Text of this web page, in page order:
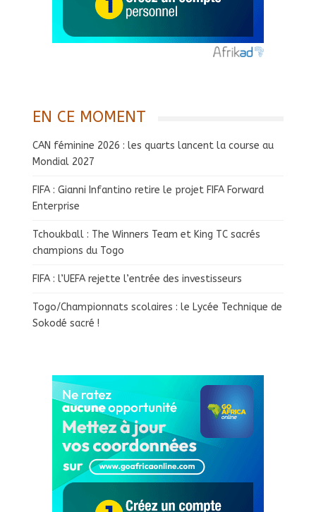
EN CE MOMENT
CAN féminine 2026 : les quarts lancent la course au
Mondial 2027
FIFA : Gianni Infantino retire le projet FIFA Forward
Enterprise
Tchoukball : The Winners Team et King TC sacrés
champions du Togo
FIFA : l’UEFA rejette l’entrée des investisseurs
Togo/Championnats scolaires : le Lycée Technique de
Sokodé sacré !